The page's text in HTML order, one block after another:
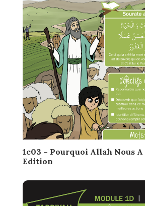
1c03 – Pourquoi Allah Nous A
Edition